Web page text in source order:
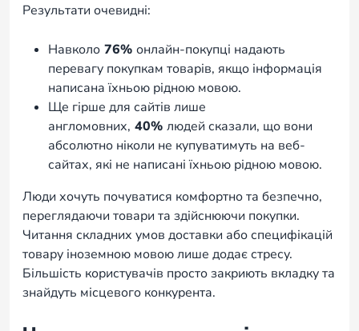
Результати очевидні:
Навколо 76% онлайн-покупці надають
перевагу покупкам товарів, якщо інформація
написана їхньою рідною мовою.
Ще гірше для сайтів лише
англомовних, 40% людей сказали, що вони
абсолютно ніколи не купуватимуть на веб-
сайтах, які не написані їхньою рідною мовою.
Люди хочуть почуватися комфортно та безпечно,
переглядаючи товари та здійснюючи покупки.
Читання складних умов доставки або специфікацій
товару іноземною мовою лише додає стресу.
Більшість користувачів просто закриють вкладку та
знайдуть місцевого конкурента.